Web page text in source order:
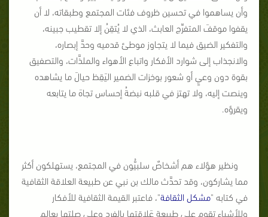
وأن يساهموا في تحسين ظروف فئات المجتمع وطبقاته، لا أن
يقفوا موقفَ المتفرِّج العابث، الذي لا يُتقِنُ إلا تقطيب جبينه،
والتفكير الضيق فيما لا يتجاوز موطئ قدميه وحدَّ إبصاره،
والانجذاب إلى شوارد الأفكار واتباع الأهواء والملذَّات، والتصفيق
بقوة دون وعيٍ أو شعور بوخزات الضمير اليَقِظ حيالَ ما يشاهده
وينصت إليه، ولا تهتز في قلبه نبضةُ إحساس تجاهَ ما يتابعه
ويقرؤه.
ونظير هؤلاء هم أشخاصٌ سلبيُّون في المجتمع، يستهلكون أكثر
مما يشاركون، وقد تحدَّث مالك بن نبي عن طبيعة العلاقة الثقافية
في كتابه "مشكل الثقافة"، فاعتبر القيمة الثقافية للأفكار
وللأشياء تقوم على طبيعة عَلاقتها بالفرد وعلى صلتِها بعالم